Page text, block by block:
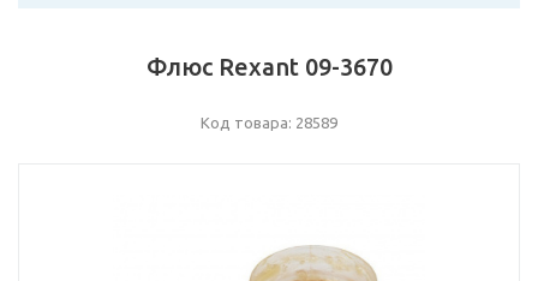
Флюс Rexant 09-3670
Код товара: 28589